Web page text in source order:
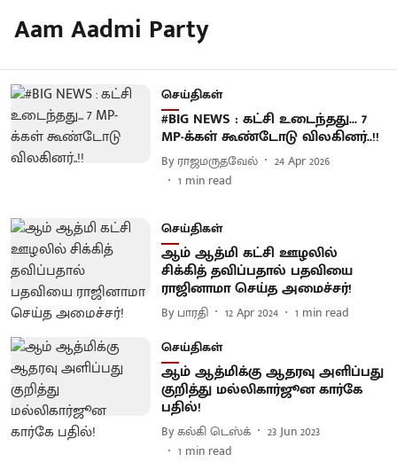
Aam Aadmi Party
செய்திகள்
#BIG NEWS : கட்சி உடைந்தது... 7
MP-க்கள் கூண்டோடு விலகினர்..!!
By ராஜமருதவேல்
24 Apr 2026
1 min read
செய்திகள்
ஆம் ஆத்மி கட்சி ஊழலில்
சிக்கித் தவிப்பதால் பதவியை
ராஜினாமா செய்த அமைச்சர்!
By பாரதி 12 Apr 2024 1 min read
செய்திகள்
ஆம் ஆத்மிக்கு ஆதரவு அளிப்பது
குறித்து மல்லிகார்ஜூன கார்கே
பதில்!
Byகல்கி டெஸ்க்
23 Jun 2023
1 min read